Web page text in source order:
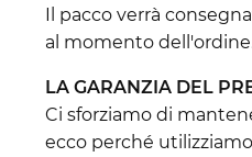
Il pacco verrà
al momento
LA GARANZIA DEL
Ci sforziamo di
ecco perché